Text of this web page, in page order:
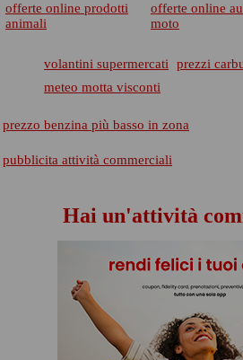
offerte online prodotti
animali
offerte online
moto
volantini supermercati prezzi
meteo motta visconti
prezzo benzina più basso in zona
pubblicita attività commerciali
Hai un'attività